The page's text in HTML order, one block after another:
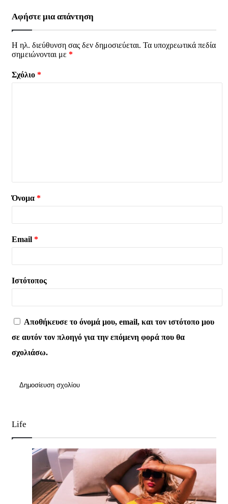
Αφήστε μια απάντηση
Η ηλ. διεύθυνση σας δεν δημοσιεύεται. Τα υποχρεωτικά πεδία
σημειώνονται με *
Σχόλιο *
Όνομα *
Email *
Ιστότοπος
Αποθήκευσε το όνομά μου, email, και τον ιστότοπο μου
σε αυτόν τον πλοηγό για την επόμενη φορά που θα
σχολιάσω.
Life